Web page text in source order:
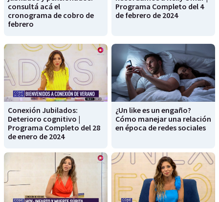
consultá acá el
cronograma de cobro de
febrero
Programa Completo del 4
de febrero de 2024
Conexión Jubilados:
Deterioro cognitivo |
Programa Completo del 28
de enero de 2024
¿Un like es un engaño?
Cómo manejar una relación
en época de redes sociales